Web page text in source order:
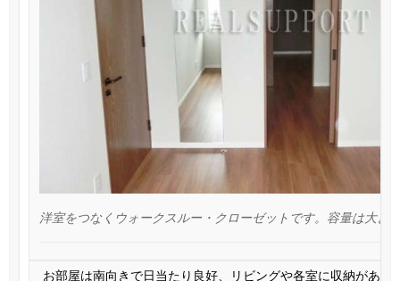
洋室をつなくウォークスルー・クローゼットです。容量は大き
お部屋は南向きで日当たり良好、リビングや各室に収納があり